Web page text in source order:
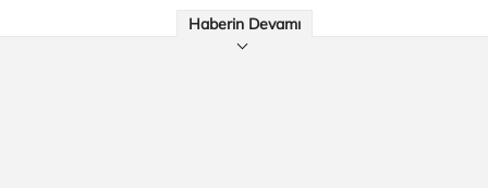
Haberin Devamı